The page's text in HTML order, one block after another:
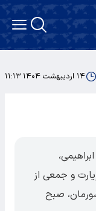
۱۴ اردیبهشت ۱۴۰۴ ۱۱:۱۳
و جمعی از
صبح